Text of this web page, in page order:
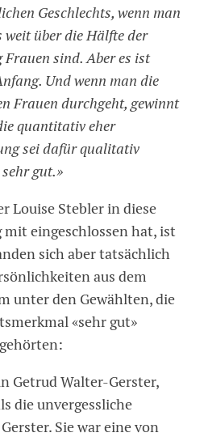
Geschlechts, wenn man
weit über die Hälfte der
sind. Aber es ist
Und wenn man die
Frauen durchgeht, gewinnt
quantitativ eher
sei dafür qualitativ
gut.»
Louise Stebler in diese
eingeschlossen hat, ist
sich aber tatsächlich
aus dem
unter den Gewählten, die
«sehr gut»
Getrud Walter-Gerster,
die unvergessliche
Sie war eine von